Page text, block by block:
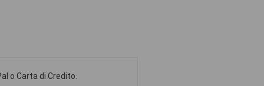
o Carta di Credito.